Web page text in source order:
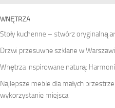
WNĘTRZA
Stoły kuchenne – stwórz oryginalną
Drzwi przesuwne szklane w
Wnętrza inspirowane naturą:
Najlepsze meble dla małych
wykorzystanie miejsca